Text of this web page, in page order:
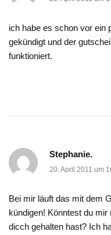
ich habe es schon vor ein
gekündigt und der
funktioniert.
Stephanie.
20. April 2011 um
Bei mir läuft das mit dem
kündigen! Könntest du
dicch gehalten hast? Ich